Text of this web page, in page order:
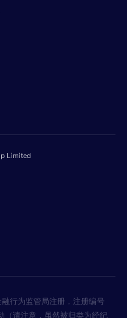
Limited
行为监管局注册，注册编号
（请注意，虽然被归类为经纪